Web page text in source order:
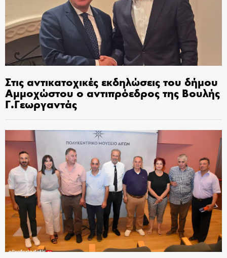
Στις αντικατοχικές εκδηλώσεις του δήμου
Αμμοχώστου ο αντιπρόεδρος της Βουλής
Γ.Γεωργαντάς